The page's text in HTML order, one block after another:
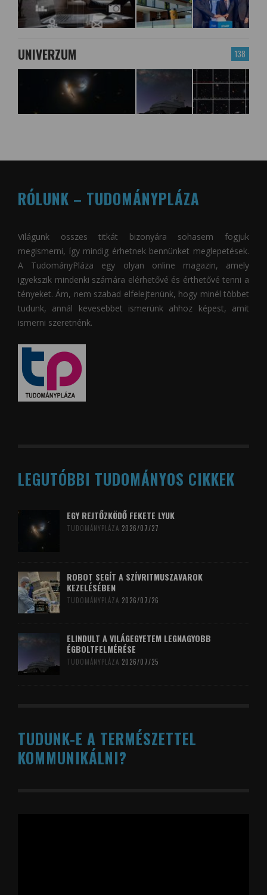
138
UNIVERZUM
RÓLUNK – TUDOMÁNYPLÁZA
Világunk összes titkát bizonyára sohasem fogjuk
megismerni, így mindig érhetnek bennünket meglepetések.
A TudományPláza egy olyan online magazin, amely
igyekszik mindenki számára elérhetővé és érthetővé tenni a
tényeket. Ám, nem szabad elfelejtenünk, hogy minél többet
tudunk, annál kevesebbet ismerünk ahhoz képest, amit
ismerni szeretnénk.
LEGUTÓBBI TUDOMÁNYOS CIKKEK
EGY REJTŐZKÖDŐ FEKETE LYUK
TUDOMÁNYPLÁZA 2026/07/27
ROBOT SEGÍT A SZÍVRITMUSZAVAROK
KEZELÉSÉBEN
TUDOMÁNYPLÁZA 2026/07/26
ELINDULT A VILÁGEGYETEM LEGNAGYOBB
ÉGBOLTFELMÉRÉSE
TUDOMÁNYPLÁZA 2026/07/25
TUDUNK-E A TERMÉSZETTEL
KOMMUNIKÁLNI?